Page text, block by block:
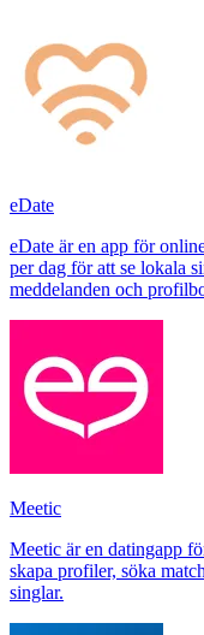
eDate
eDate är en app för
per dag för att se lokala
meddelanden och
Meetic
Meetic är en datingapp
skapa profiler, söka
singlar.